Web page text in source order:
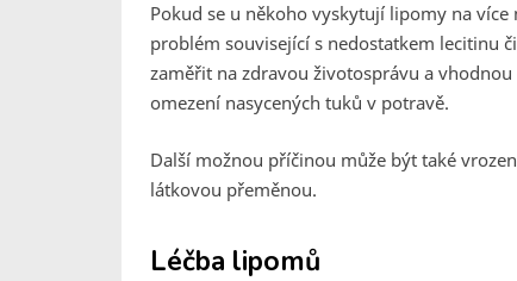
Pokud se u někoho vyskytují lipomy na
problém související s nedostatkem lecitinu
zaměřit na zdravou životosprávu a
omezení nasycených tuků v potravě.
Další možnou příčinou může být také
látkovou přeměnou.
Léčba lipomů